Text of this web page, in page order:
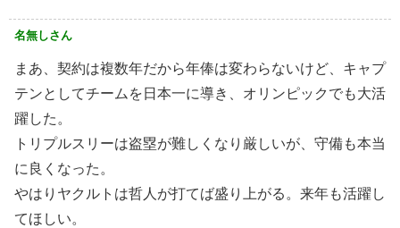
名無しさん
まあ、契約は複数年だから年俸は変わらないけど、キャプ
テンとしてチームを日本一に導き、オリンピックでも大活
躍した。
トリプルスリーは盗塁が難しくなり厳しいが、守備も本当
に良くなった。
やはりヤクルトは哲人が打てば盛り上がる。来年も活躍し
てほしい。